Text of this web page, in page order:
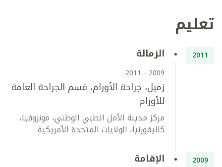
تعليم
2011 الزمالة
2009 - 2011
زميل، جراحة الأورام، قسم الجراحة العامة
للأورام
مركز مدينة الأمل الطبي الوطني، مونروفيا،
كاليفورنيا، الولايات المتحدة الأمريكية
2009 الإقامة